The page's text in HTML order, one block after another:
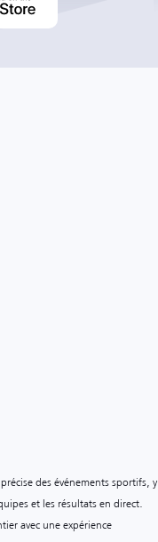
des événements sportifs, y
et les résultats en direct.
avec une expérience